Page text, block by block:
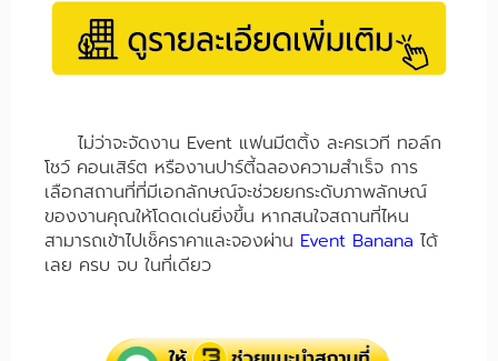
ไม่ว่าจะจัดงาน Event แฟนมีตติ้ง ละครเวที ทอล์ก
โชว์ คอนเสิร์ต หรืองานปาร์ตี้ฉลองความสำเร็จ การ
เลือกสถานที่ที่มีเอกลักษณ์จะช่วยยกระดับภาพลักษณ์
ของงานคุณให้โดดเด่นยิ่งขึ้น หากสนใจสถานที่ไหน
สามารถเข้าไปเช็คราคาและจองผ่าน Event Banana ได้
เลย ครบ จบ ในที่เดียว